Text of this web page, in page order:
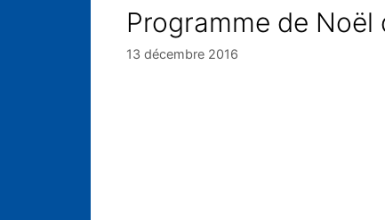
Programme de Noël
13 décembre 2016